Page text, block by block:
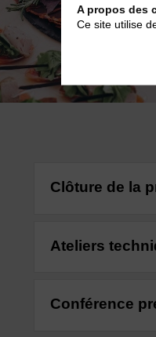
Clôture de la
Ateliers
Conférence
A propos des
Ce site utilise